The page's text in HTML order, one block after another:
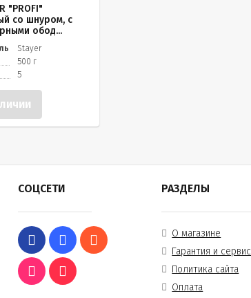
"PROFI"
со шнуром, с
обод...
Stayer
500 г
5
СОЦСЕТИ РАЗДЕЛЫ
О магазине
Гарантия и сервис
Политика сайта
Оплата